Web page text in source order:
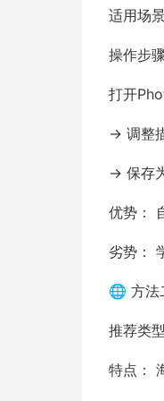
适用场
操作步骤
打开
→ 调整
→ 保存
优势：
劣势：
🌐 方法
推荐类
特点：